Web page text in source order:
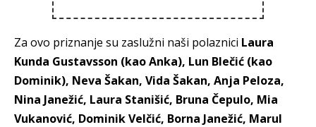
Za ovo priznanje su zaslužni naši polaznici Laura
Kunda Gustavsson (kao Anka), Lun Blečić (kao
Dominik), Neva Šakan, Vida Šakan, Anja Peloza,
Nina Janežić, Laura Stanišić, Bruna Čepulo, Mia
Vukanović, Dominik Velčić, Borna Janežić, Marul